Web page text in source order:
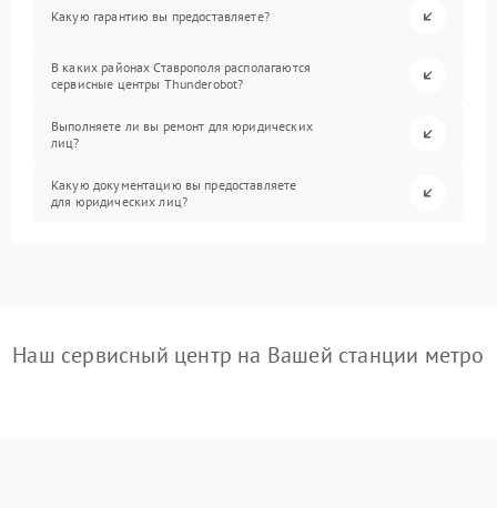
Какую гарантию вы предоставляете?
В каких районах Ставрополя располагаются
сервисные центры Thunderobot?
Выполняете ли вы ремонт для юридических
лиц?
Какую документацию вы предоставляете
для юридических лиц?
Наш сервисный центр на Вашей станции метро